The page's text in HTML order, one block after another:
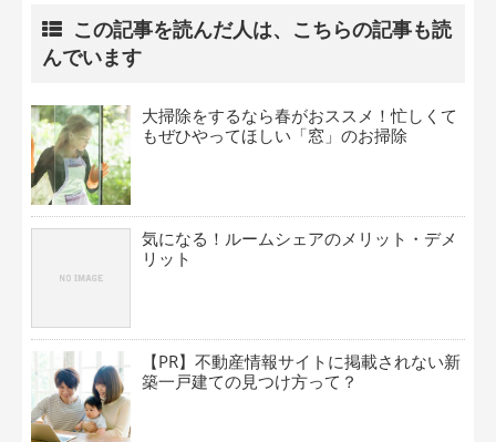
この記事を読んだ人は、こちらの記事も読
んでいます
大掃除をするなら春がおススメ！忙しくて
もぜひやってほしい「窓」のお掃除
気になる！ルームシェアのメリット・デメ
リット
【PR】不動産情報サイトに掲載されない新
築一戸建ての見つけ方って？